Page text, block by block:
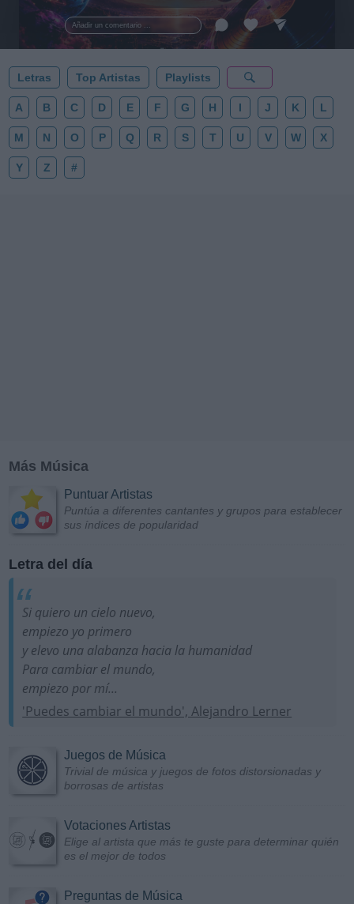
Añadir un comentario ...
al firmamento y siente la gravedad cero. 💾 ¡Guarda
esta colección para tu próxima noche estrellada!
✨⭐
Letras Top Artistas Playlists
A B C D E F G H I J K L
M N O P Q R S T U V W X
Y Z #
Más Música
Puntuar Artistas
Puntúa a diferentes cantantes y grupos para establecer
sus índices de popularidad
Letra del día
Si quiero un cielo nuevo,
empiezo yo primero
y elevo una alabanza hacia la humanidad
Para cambiar el mundo,
empiezo por mí...
'Puedes cambiar el mundo', Alejandro Lerner
Juegos de Música
Trivial de música y juegos de fotos distorsionadas y
borrosas de artistas
Votaciones Artistas
Elige al artista que más te guste para determinar quién
es el mejor de todos
Preguntas de Música